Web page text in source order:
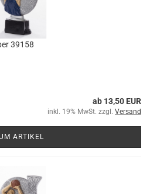
39158
ab 13,50 EUR
inkl. 19% MwSt. zzgl. Versand
ARTIKEL